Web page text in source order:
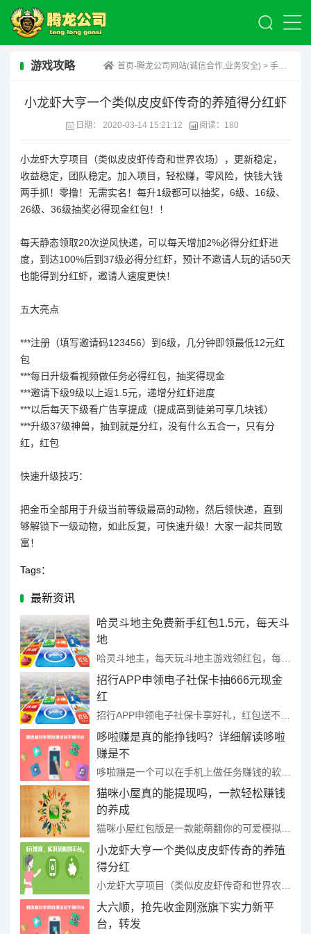
游戏攻略 首页-腾龙公司网站(诚信合作,业务安全) > 手赚资讯
小龙虾大亨一个类似皮皮虾传奇的养殖得分红虾
日期： 2020-03-14 15:21:12 阅读： 180
小龙虾大亨项目（类似皮皮虾传奇和世界农场），更新稳定，
收益稳定，团队稳定。加入项目，轻松赚，零风险，快钱大钱
两手抓！零撸！无需实名！每升1级都可以抽奖，6级、16级、
26级、36级抽奖必得现金红包！！
每天静态领取20次逆风快递，可以每天增加2%必得分红虾进
度，到达100%后到37级必得分红虾，预计不邀请人玩的话50天
也能得到分红虾，邀请人速度更快！
五大亮点
***注册（填写邀请码123456）到6级，几分钟即领最低12元红
包
***每日升级看视频做任务必得红包，抽奖得现金
***邀请下级9级以上返1.5元，递增分红虾进度
***以后每天下级看广告享提成（提成高到徒弟可享几块钱）
***升级37级神兽，抽到就是分红，没有什么五合一，只有分
红，红包
快速升级技巧：
把金币全部用于升级当前等级最高的动物，然后领快递，直到
够解锁下一级动物，如此反复，可快速升级！大家一起共同致
富！
Tags：
最新资讯
哈灵斗地主免费新手红包1.5元，每天斗
地
招行APP申领电子社保卡抽666元现金
红
哆啦赚是真的能挣钱吗？详细解读哆啦
赚是不
猫咪小屋真的能提现吗，一款轻松赚钱
的养成
猫咪小屋红包版是一款能萌翻你的可爱模拟养猫来轻松赚钱小游戏。猫咪小屋里面的小猫有不同的品种分为不同等级，想要获得更高等级的猫咪需要将两只同等级的猫合成，支持安卓和
小龙虾大亨一个类似皮皮虾传奇的养殖
得分红
大六顺，抢先收金刚涨旗下实力新平
台，转发